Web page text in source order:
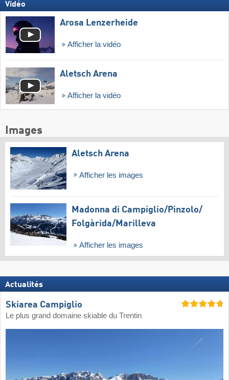
Vidéo
Arosa Lenzerheide
Afficher la vidéo
Aletsch Arena
Afficher la vidéo
Images
Aletsch Arena
Afficher les images
Madonna di Campiglio/​Pinzolo/​
Folgàrida/​Marilleva
Afficher les images
Actualités
Skiarea Campiglio
Le plus grand domaine skiable du Trentin